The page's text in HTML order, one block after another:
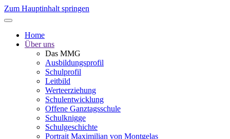
Zum Hauptinhalt springen
Home
Über uns
Das MMG
Ausbildungsprofil
Schulprofil
Leitbild
Werteerziehung
Schulentwicklung
Offene Ganztagsschule
Schulknigge
Schulgeschichte
Portrait Maximilian von Montgelas